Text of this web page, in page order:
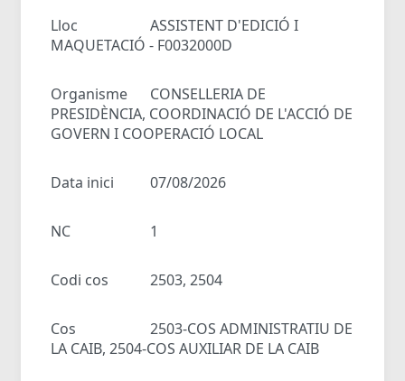
Lloc
ASSISTENT D'EDICIÓ I
MAQUETACIÓ - F0032000D
Organisme
CONSELLERIA DE
PRESIDÈNCIA, COORDINACIÓ DE L'ACCIÓ DE
GOVERN I COOPERACIÓ LOCAL
Data inici 07/08/2026
NC 1
Codi cos 2503, 2504
Cos
2503-COS ADMINISTRATIU DE
LA CAIB, 2504-COS AUXILIAR DE LA CAIB